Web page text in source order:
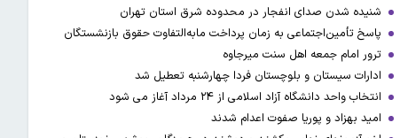
شنیده شدن صدای انفجار در محدوده شرق استان تهران
پاسخ تأمین‌اجتماعی به زمان پرداخت مابه‌التفاوت حقوق بازنشستگان
ترور امام جمعه اهل سنت میرجاوه
ادارات سیستان و بلوچستان فردا چهارشنبه تعطیل شد
انتخاب واحد دانشگاه آزاد اسلامی از ۲۴ مرداد آغاز می شود
امید بهزاد و پوریا صفوت اعدام شدند